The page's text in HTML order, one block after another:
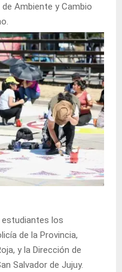
Ambiente y Cambio
estudiantes los
de la Provincia,
y la Dirección de
Salvador de Jujuy.